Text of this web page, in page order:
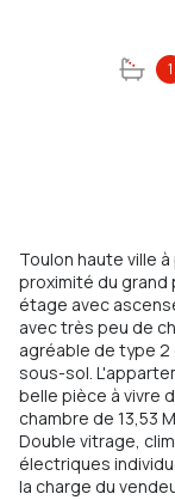
1
Toulon haute ville
proximité du grand
étage avec
avec très peu de
agréable de type 2
sous-sol.
belle pièce à vivre
chambre de 13,53
Double vitrage,
électriques
la charge du